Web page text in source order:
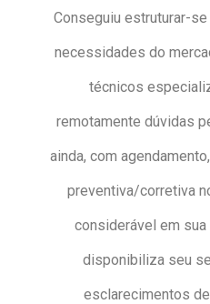
Conseguiu estruturar-
necessidades do
técnicos
remotamente dúvidas
ainda, com
preventiva/corretiva
considerável em
disponibiliza seu
esclarecimentos